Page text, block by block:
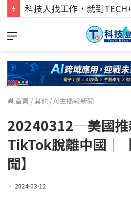
首頁 /其他 /AI主播報新聞
20240312─美國推
TikTok脫離中國｜
聞】
2024-03-12